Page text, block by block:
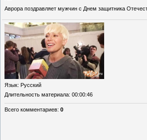
Аврора поздравляет мужчин с Днем защитника
Язык: Русский
Длительность материала: 00:00:46
Всего комментариев: 0